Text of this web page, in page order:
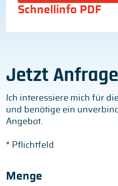
Schnellinfo PDF
Jetzt
Ich interessiere mich für
und benötige ein
Angebot.
* Pflichtfeld
Menge